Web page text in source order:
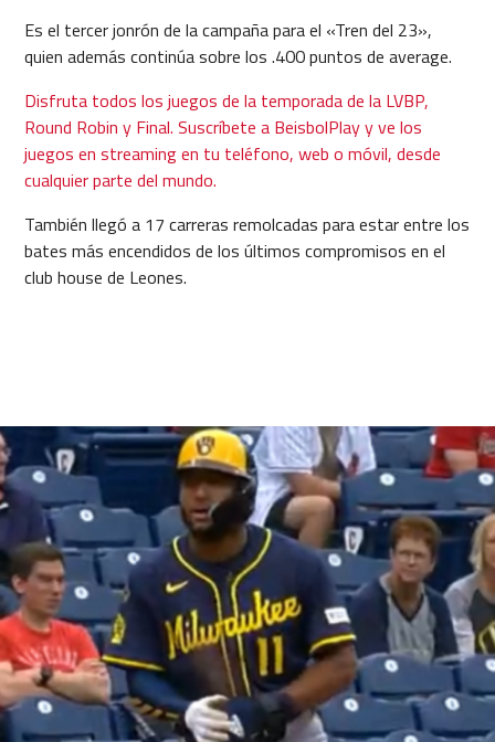
Es el tercer jonrón de la campaña para el «Tren del 23»,
quien además continúa sobre los .400 puntos de average.
Disfruta todos los juegos de la temporada de la LVBP,
Round Robin y Final. Suscríbete a BeisbolPlay y ve los
juegos en streaming en tu teléfono, web o móvil, desde
cualquier parte del mundo.
También llegó a 17 carreras remolcadas para estar entre los
bates más encendidos de los últimos compromisos en el
club house de Leones.